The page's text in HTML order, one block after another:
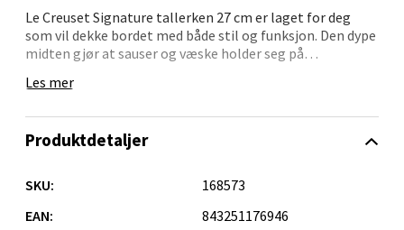
Le Creuset Signature tallerken 27 cm er laget for deg
som vil dekke bordet med både stil og funksjon. Den dype
midten gjør at sauser og væske holder seg på
setter et klassisk preg på måltidet – uansett om det er
Tallerkenen er laget i slitesterkt stentøy som holder
oppvaskmaskin. En solid hverdagsfavoritt som gjør
Les mer
Produktdetaljer
SKU:
168573
EAN:
843251176946
0 i butikk
Orkanger - Thon Senter Orkanger
Thon Senter Orkanger, Orkdalsveien 113, 7300